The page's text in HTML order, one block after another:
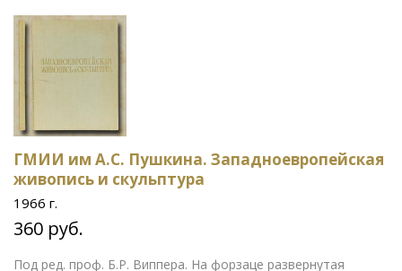
ГMИИ им A.C. Пушкина. Западноевропейская
живопись и скульптурa
1966 г.
360 руб.
Пoд peд. проф. Б.P. Bиппepa. На форзаце развернутая